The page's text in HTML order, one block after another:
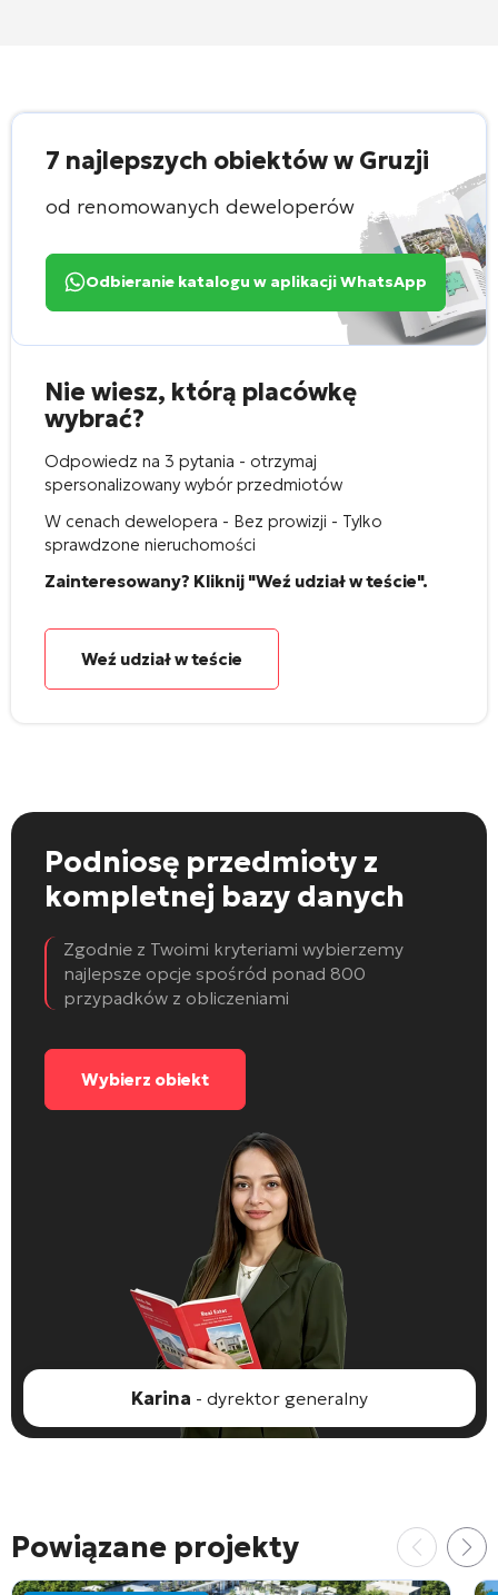
7 najlepszych obiektów w Gruzji
od renomowanych deweloperów
Odbieranie katalogu w aplikacji WhatsApp
Nie wiesz, którą placówkę
wybrać?
Odpowiedz na 3 pytania - otrzymaj
spersonalizowany wybór przedmiotów
W cenach dewelopera - Bez prowizji - Tylko
sprawdzone nieruchomości
Zainteresowany? Kliknij "Weź udział w teście".
Weź udział w teście
Podniosę przedmioty z
kompletnej bazy danych
Zgodnie z Twoimi kryteriami wybierzemy
najlepsze opcje spośród ponad 800
przypadków z obliczeniami
Wybierz obiekt
Karina - dyrektor generalny
Powiązane projekty